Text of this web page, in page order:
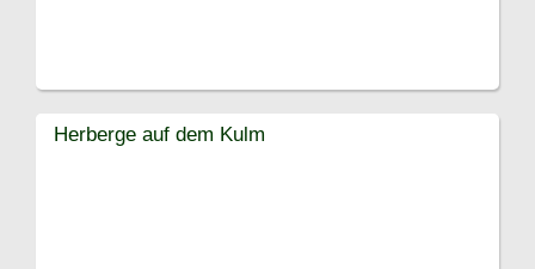
Herberge auf dem Kulm